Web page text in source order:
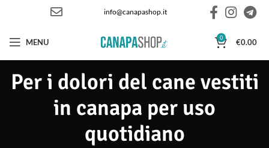
info@canapashop.it
MENU 0 €0.00
Per i dolori del cane vestiti
in canapa per uso
quotidiano